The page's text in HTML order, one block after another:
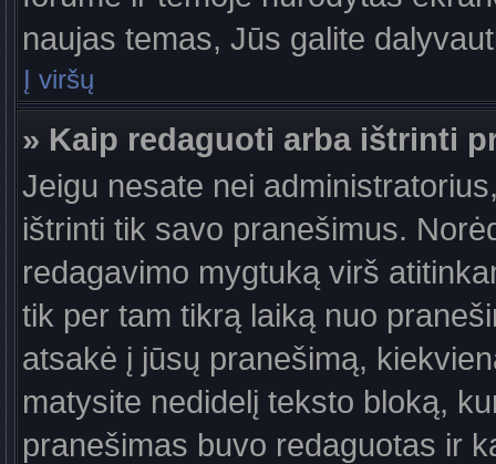
naujas temas, Jūs galite
Į viršų
» Kaip redaguoti arba ištrinti
Jeigu nesate nei
ištrinti tik savo pranešimus.
redagavimo mygtuką virš
tik per tam tikrą laiką nuo
atsakė į jūsų pranešimą,
matysite nedidelį teksto bloką,
pranešimas buvo redaguotas ir